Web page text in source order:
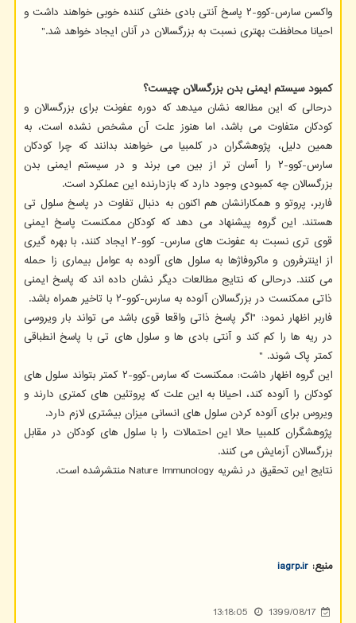
واکسن سارس-کوو-۲ پاسخ آنتی بادی خنثی کننده خوبی خواهند داشت و
احیانا محافظت بهتری نسبت به بزرگسالان در آنان ایجاد خواهد شد."
کمبود سیستم ایمنی بدن بزرگسالان چیست؟
درحالی که این مطالعه نشان میدهد که دوره عفونت برای بزرگسالان و
کودکان متفاوت می باشد، اما هنوز علت آن مشخص نشده است، به
همین دلیل، پژوهشگران در کلمبیا می خواهند بدانند که چرا کودکان
سارس-کوو-۲ را آسان تر از بین می برند و در سیستم ایمنی بدن
بزرگسالان چه کمبودی وجود دارد که بازدارنده این عملکرد است.
فاربر، پروتو و همکارانشان هم اکنون به دنبال تفاوت در پاسخ سلول تی
هستند. این گروه پیشنهاد می دهد که کودکان ممکنست پاسخ ایمنی
قوی تری نسبت به عفونت های سارس- کوو-۲ ایجاد کنند، با بهره گیری
از اینترفرون و ماکروفاژها به سلول های آلوده به عوامل بیماری زا حمله
می کنند. درحالی که نتایج مطالعات دیگر نشان داده اند که پاسخ ایمنی
ذاتی ممکنست در بزرگسالان آلوده به سارس-کوو-۲ با تاخیر همراه باشد.
فاربر اظهار نمود: "اگر پاسخ ذاتی واقعا قوی باشد می تواند بار ویروسی
در ریه ها را کم کند و آنتی بادی ها و سلول های تی با پاسخ انطباقی
کمتر پاک شوند. "
این گروه اظهار داشت: ممکنست که سارس-کوو-۲ کمتر بتواند سلول های
کودکان را آلوده کند، احیانا به این علت که پروتئین های کمتری دارند و
ویروس برای آلوده کردن سلول های انسانی میزان بیشتری لازم دارد.
پژوهشگران کلمبیا حالا این احتمالات را با سلول های کودکان در مقابل
بزرگسالان آزمایش می کنند.
نتایج این تحقیق در نشریه Nature Immunology منتشرشده است.
منبع: iagrp.ir
1399/08/17
13:18:05